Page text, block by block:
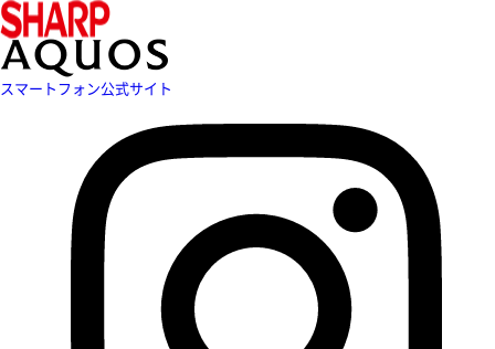
スマートフォン公式サイト